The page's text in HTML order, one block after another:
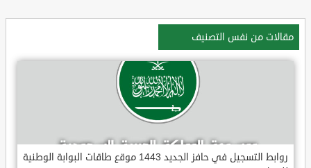
مقالات من نفس التصنيف
روابط التسجيل في حافز الجديد 1443 موقع طاقات البوابة الوطنية